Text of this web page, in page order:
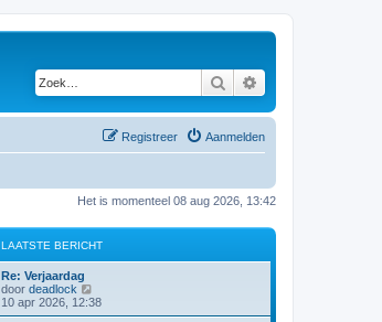
Zoek
Aanmelden
Registreer
Het is momenteel 08 aug 2026, 13:42
LAATSTE BERICHT
Re: Verjaardag
door deadlock
e
k
10 apr 2026, 12:38